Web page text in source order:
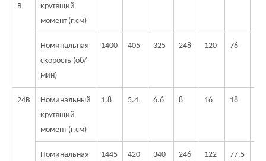
В
крутящий
момент (г.см)
Номинальная
скорость (об/
мин)
1400 405 325 248 120 76
24В
Номинальный
крутящий
момент (г.см)
1.8 5.4 6.6 8 16 18
Номинальная
1445 420 340 246 122 77.5